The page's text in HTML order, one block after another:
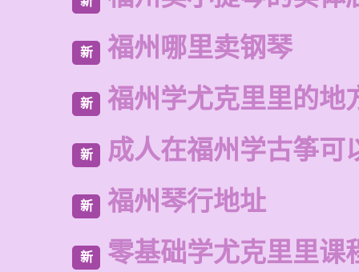
新 福州哪里卖钢琴
新 福州学尤克里里的地
新 成人在福州学古筝可
新 福州琴行地址
新 零基础学尤克里里课